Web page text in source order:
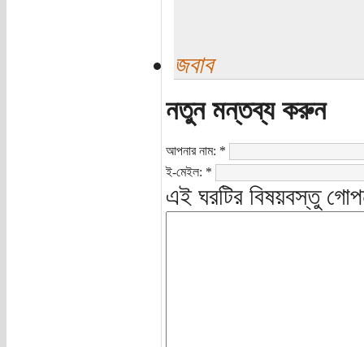
জবাব
নতুন মন্তব্য করুন
আপনার নাম: *
ই-মেইল: *
এই ঘরটির বিষয়বস্তু